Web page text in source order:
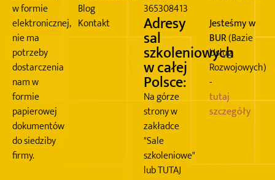
w formie
elektronicznej,
nie ma
potrzeby
dostarczenia
nam w
formie
papierowej
dokumentów
do siedziby
firmy.
Blog
Kontakt
365308413
Adresy
sal
szkoleniowych
w całej
Polsce:
Na górze
strony w
zakładce
"Sale
szkoleniowe"
lub TUTAJ
Jesteśmy w
BUR(Bazie
Usług
Rozwojowych)
-
tutaj
szczegóły